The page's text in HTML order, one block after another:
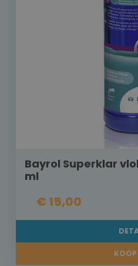
Bayrol Superklar
ml
€ 15,00
KOOP